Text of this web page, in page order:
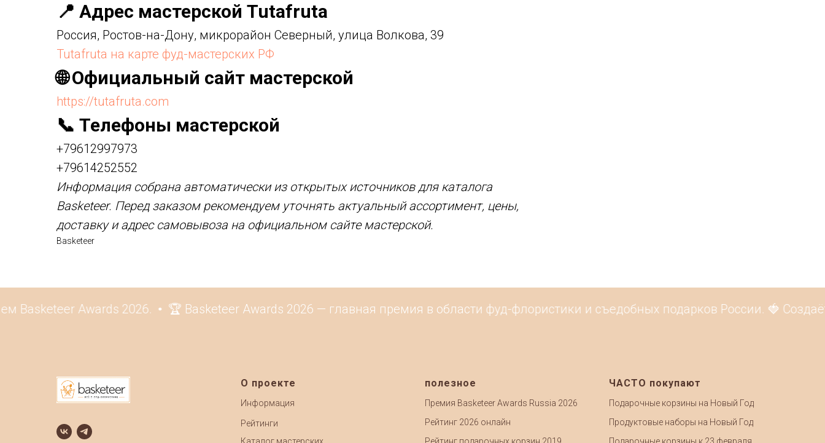
📍 Адрес мастерской Tutafruta
Россия, Ростов-на-Дону, микрорайон Северный, улица Волкова, 39
Tutafruta на карте фуд-мастерских РФ
🌐 Официальный сайт мастерской
https://tutafruta.com
📞 Телефоны мастерской
+79612997973
+79614252552
Информация собрана автоматически из открытых источников для каталога
Basketeer. Перед заказом рекомендуем уточнять актуальный ассортимент, цены,
доставку и адрес самовывоза на официальном сайте мастерской.
Basketeer
Awards 2026. 🏆 Basketeer Awards 2026 — главная премия в области фуд-флористики и съедобных подарков России. 🍓
О проекте
Информация
Рейтинги
полезное
Премия Basketeer Awards Russia 2026
Рейтинг 2026 онлайн
ЧАСТО покупают
Подарочные корзины на Новый Год
Продуктовые наборы на Новый Год